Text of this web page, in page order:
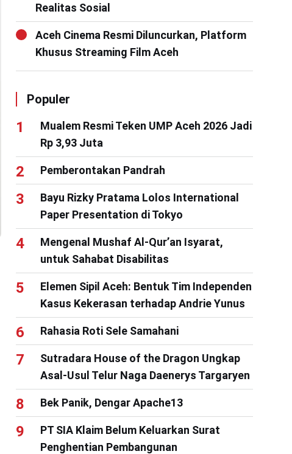
Realitas Sosial
Aceh Cinema Resmi Diluncurkan, Platform
Khusus Streaming Film Aceh
Populer
Mualem Resmi Teken UMP Aceh 2026 Jadi
Rp 3,93 Juta
Pemberontakan Pandrah
Bayu Rizky Pratama Lolos International
Paper Presentation di Tokyo
Mengenal Mushaf Al-Qur’an Isyarat,
untuk Sahabat Disabilitas
Elemen Sipil Aceh: Bentuk Tim Independen
Kasus Kekerasan terhadap Andrie Yunus
Rahasia Roti Sele Samahani
Sutradara House of the Dragon Ungkap
Asal-Usul Telur Naga Daenerys Targaryen
Bek Panik, Dengar Apache13
PT SIA Klaim Belum Keluarkan Surat
Penghentian Pembangunan